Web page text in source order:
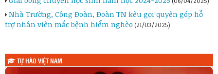
Nhà Trường, Công Đoàn, Đoàn TN kêu gọi quyên góp hỗ
trợ nhân viên mắc bệnh hiểm nghèo (21/03/2025)
TỰ HÀO VIỆT NAM